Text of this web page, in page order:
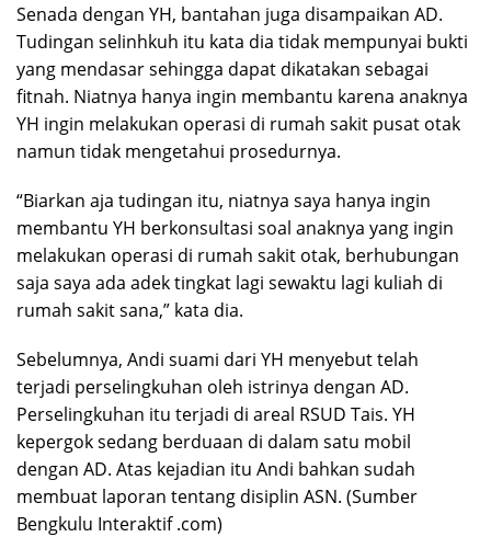
Senada dengan YH, bantahan juga disampaikan AD.
Tudingan selinhkuh itu kata dia tidak mempunyai bukti
yang mendasar sehingga dapat dikatakan sebagai
fitnah. Niatnya hanya ingin membantu karena anaknya
YH ingin melakukan operasi di rumah sakit pusat otak
namun tidak mengetahui prosedurnya.
“Biarkan aja tudingan itu, niatnya saya hanya ingin
membantu YH berkonsultasi soal anaknya yang ingin
melakukan operasi di rumah sakit otak, berhubungan
saja saya ada adek tingkat lagi sewaktu lagi kuliah di
rumah sakit sana,” kata dia.
Sebelumnya, Andi suami dari YH menyebut telah
terjadi perselingkuhan oleh istrinya dengan AD.
Perselingkuhan itu terjadi di areal RSUD Tais. YH
kepergok sedang berduaan di dalam satu mobil
dengan AD. Atas kejadian itu Andi bahkan sudah
membuat laporan tentang disiplin ASN. (Sumber
Bengkulu Interaktif .com)